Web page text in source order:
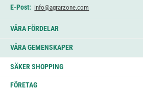
E-Post: info@agrarzone.com
VÅRA FÖRDELAR
VÅRA GEMENSKAPER
SÄKER SHOPPING
FÖRETAG